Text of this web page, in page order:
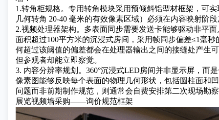
1.转角柜规格。专用转角模块采用预倾斜铝型材框架，可
几何转角 20-40 毫米的有效像素区域）必须在内容映射阶
2.视频处理器架构。多表面同步需要发送卡能够驱动非平
面积超过100平方米的沉浸式房间，采用帧同步偏差≤1毫
何超过该阈值的偏差都会在处理器输出之间的接缝处产
但参观者却能立即察觉。
3. 内容分辨率规划。360°沉浸式LED房间并非显示屏，而
像素图能够反映每个表面的物理几何形状，包括圆柱面和
问题而非前期制作规范，则通常会自费安排第二次现场勘
展览视频墙采购——询价规范框架